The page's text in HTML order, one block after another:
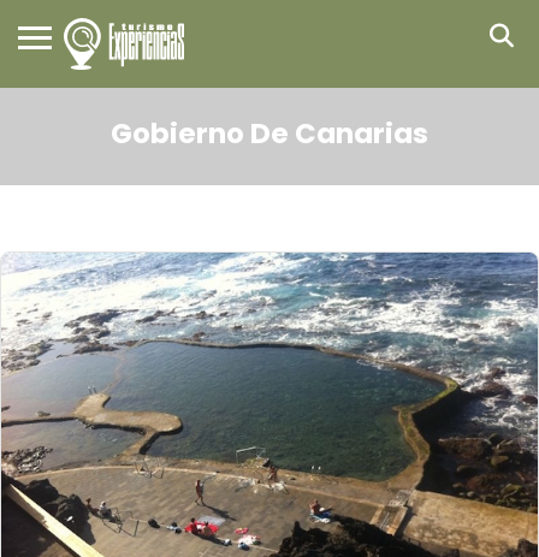
Gobierno De Canarias